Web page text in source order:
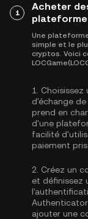
1
Acheter
Une
simple et le
cryptos. Voici
1. Choisissez
d'échange
prend en
d'une
facilité
paiement pris
2. Créez un
et définissez
Authenticator
ajouter une